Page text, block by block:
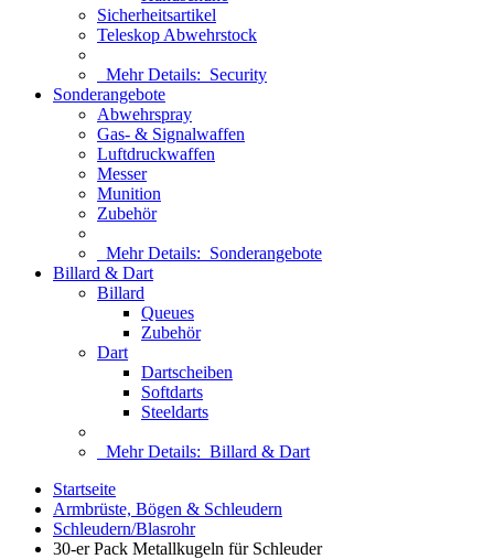
Sicherheitsartikel
Teleskop Abwehrstock
Mehr Details: Security
Sonderangebote
Abwehrspray
Gas- & Signalwaffen
Luftdruckwaffen
Messer
Munition
Zubehör
Mehr Details: Sonderangebote
Billard & Dart
Billard
Queues
Zubehör
Dart
Dartscheiben
Softdarts
Steeldarts
Mehr Details: Billard & Dart
Startseite
Armbrüste, Bögen & Schleudern
Schleudern/Blasrohr
30-er Pack Metallkugeln für Schleuder